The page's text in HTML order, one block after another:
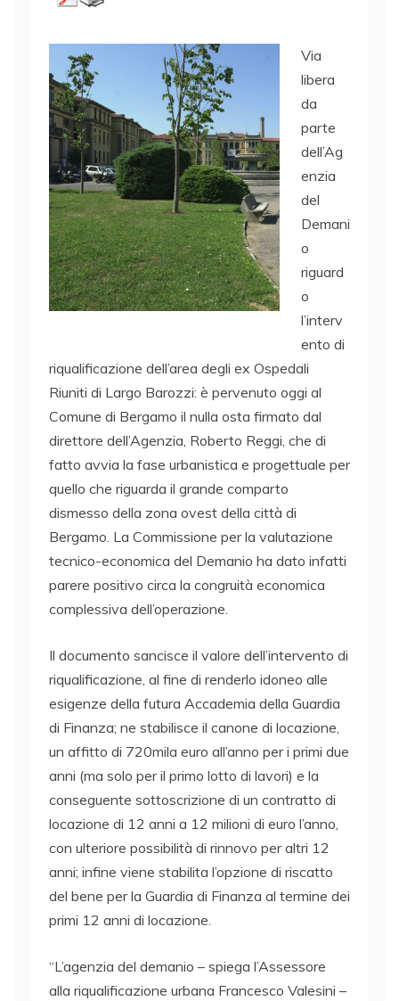
Via
libera
da
parte
dell’Ag
enzia
del
Demani
o
riguard
o
l’interv
ento di
riqualificazione dell’area degli ex Ospedali
Riuniti di Largo Barozzi: è pervenuto oggi al
Comune di Bergamo il nulla osta firmato dal
direttore dell’Agenzia, Roberto Reggi, che di
fatto avvia la fase urbanistica e progettuale per
quello che riguarda il grande comparto
dismesso della zona ovest della città di
Bergamo. La Commissione per la valutazione
tecnico-economica del Demanio ha dato infatti
parere positivo circa la congruità economica
complessiva dell’operazione.
Il documento sancisce il valore dell’intervento di
riqualificazione, al fine di renderlo idoneo alle
esigenze della futura Accademia della Guardia
di Finanza; ne stabilisce il canone di locazione,
un affitto di 720mila euro all’anno per i primi due
anni (ma solo per il primo lotto di lavori) e la
conseguente sottoscrizione di un contratto di
locazione di 12 anni a 12 milioni di euro l’anno,
con ulteriore possibilità di rinnovo per altri 12
anni; infine viene stabilita l’opzione di riscatto
del bene per la Guardia di Finanza al termine dei
primi 12 anni di locazione.
“L’agenzia del demanio – spiega l’Assessore
alla riqualificazione urbana Francesco Valesini –